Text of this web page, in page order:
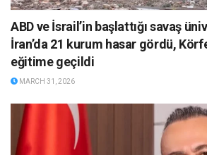
ABD ve İsrail’in başlattığı savaş
İran’da 21 kurum hasar gördü,
eğitime geçildi
MARCH 31, 2026